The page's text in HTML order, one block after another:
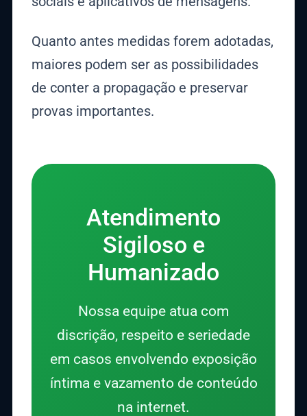
Quanto antes medidas forem adotadas,
maiores podem ser as possibilidades
de conter a propagação e preservar
provas importantes.
Atendimento
Sigiloso e
Humanizado
Nossa equipe atua com
discrição, respeito e seriedade
em casos envolvendo exposição
íntima e vazamento de conteúdo
na internet.